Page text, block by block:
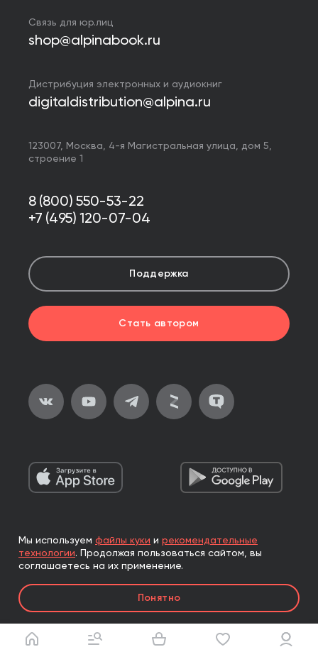
Связь для юр.лиц
shop@alpinabook.ru
Дистрибуция электронных и аудиокниг
digitaldistribution@alpina.ru
123007, Москва, 4-я Магистральная улица, дом 5,
строение 1
8 (800) 550-53-22
+7 (495) 120-07-04
Поддержка
Стать автором
2026, ООО «Альпина Паблишер»
Все права защищены
Книги реализуются ООО «Альпина Паблишер»
по договору комиссии с ООО «Альпина нон-фикшн»,
по договору комиссии с ООО «Альпина ПРО».
Мы используем файлы куки и рекомендательные
технологии. Продолжая пользоваться сайтом, вы
соглашаетесь на их применение.
Понятно